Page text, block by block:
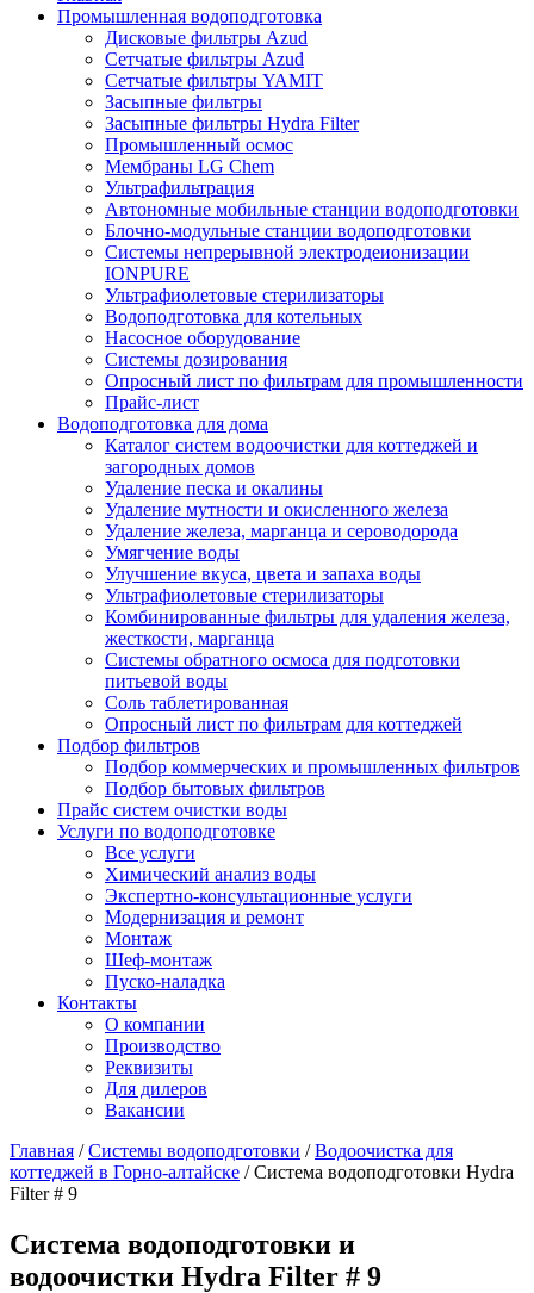
Промышленная водоподготовка
Дисковые фильтры Azud
Сетчатые фильтры Azud
Сетчатые фильтры YAMIT
Засыпные фильтры
Засыпные фильтры Hydra Filter
Промышленный осмос
Мембраны LG Chem
Ультрафильтрация
Автономные мобильные станции водоподготовки
Блочно-модульные станции водоподготовки
Системы непрерывной электродеионизации
IONPURE
Ультрафиолетовые стерилизаторы
Водоподготовка для котельных
Насосное оборудование
Системы дозирования
Опросный лист по фильтрам для промышленности
Прайс-лист
Водоподготовка для дома
Каталог систем водоочистки для коттеджей и
загородных домов
Удаление песка и окалины
Удаление мутности и окисленного железа
Удаление железа, марганца и сероводорода
Умягчение воды
Улучшение вкуса, цвета и запаха воды
Ультрафиолетовые стерилизаторы
Комбинированные фильтры для удаления железа,
жесткости, марганца
Системы обратного осмоса для подготовки
питьевой воды
Соль таблетированная
Опросный лист по фильтрам для коттеджей
Подбор фильтров
Подбор коммерческих и промышленных фильтров
Подбор бытовых фильтров
Прайс систем очистки воды
Услуги по водоподготовке
Все услуги
Химический анализ воды
Экспертно-консультационные услуги
Модернизация и ремонт
Монтаж
Шеф-монтаж
Пуско-наладка
Контакты
О компании
Производство
Реквизиты
Для дилеров
Вакансии
Главная /Системы водоподготовки /Водоочистка для
коттеджей в Горно-алтайске /Система водоподготовки Hydra
Filter # 9
Система водоподготовки и
водоочистки Hydra Filter # 9